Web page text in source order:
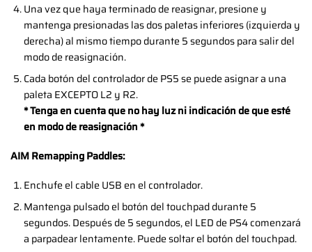
Una vez que haya terminado de reasignar, presione y
mantenga presionadas las dos paletas inferiores (izquierda y
derecha) al mismo tiempo durante 5 segundos para salir del
modo de reasignación.
Cada botón del controlador de PS5 se puede asignar a una
paleta EXCEPTO L2 y R2.
* Tenga en cuenta que no hay luz ni indicación de que esté
en modo de reasignación *
AIM Remapping Paddles:
Enchufe el cable USB en el controlador.
Mantenga pulsado el botón del touchpad durante 5
segundos. Después de 5 segundos, el LED de PS4 comenzará
a parpadear lentamente. Puede soltar el botón del touchpad.